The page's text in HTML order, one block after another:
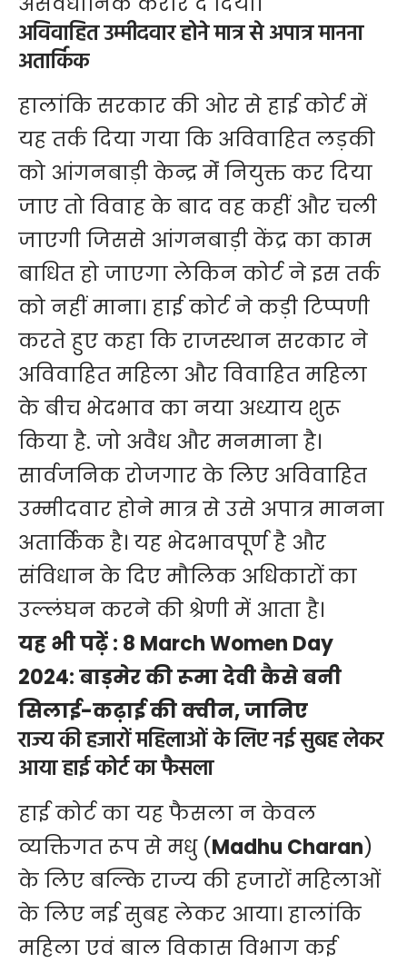
अविवाहित उम्मीदवार होने मात्र से अपात्र मानना
अतार्किक
हालांकि सरकार की ओर से हाई कोर्ट में
यह तर्क दिया गया कि अविवाहित लड़की
को आंगनबाड़ी केन्द्र मेंं नियुक्त कर दिया
जाए तो विवाह के बाद वह कहीं और चली
जाएगी जिससे आंगनबाड़ी केंद्र का काम
बाधित हो जाएगा लेकिन कोर्ट ने इस तर्क
को नहीं माना। हाई कोर्ट ने कड़ी टिप्पणी
करते हुए कहा कि राजस्थान सरकार ने
अविवाहित महिला और विवाहित महिला
के बीच भेदभाव का नया अध्याय शुरू
किया है. जो अवैध और मनमाना है।
सार्वजनिक रोजगार के लिए अविवाहित
उम्मीदवार होने मात्र से उसे अपात्र मानना
अतार्किक है। यह भेदभावपूर्ण है और
संविधान के दिए मौलिक अधिकारों का
उल्लंघन करने की श्रेणी में आता है।
यह भी पढ़ें : 8 March Women Day
2024: बाड़मेर की रूमा देवी कैसे बनी
सिलाई-कढ़ाई की क्वीन, जानिए
राज्य की हजारों महिलाओं के लिए नई सुबह लेकर
आया हाई कोर्ट का फैसला
हाई कोर्ट का यह फैसला न केवल
व्यक्तिगत रूप से मधु (Madhu Charan)
के लिए बल्कि राज्य की हजारों महिलाओं
के लिए नई सुबह लेकर आया। हालांकि
महिला एवं बाल विकास विभाग कई